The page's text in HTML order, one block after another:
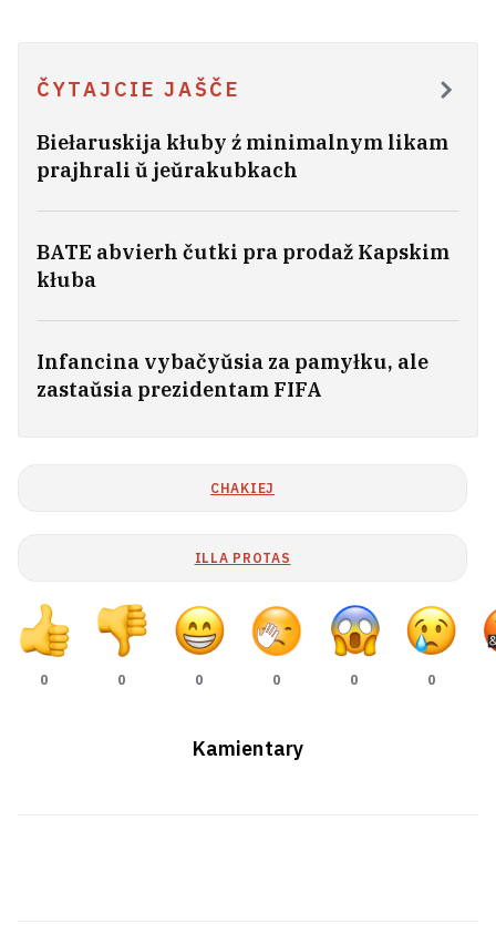
ČYTAJCIE JAŠČE
Biełaruskija kłuby ź minimalnym likam
prajhrali ŭ jeŭrakubkach
BATE abvierh čutki pra prodaž Kapskim
kłuba
Infancina vybačyŭsia za pamyłku, ale
zastaŭsia prezidentam FIFA
CHAKIEJ
ILLA PROTAS
0 0 0 0 0 0
Kamientary
U jakich žyłych kompleksach možna
budzie kupić kvateru ŭ ipateku pad